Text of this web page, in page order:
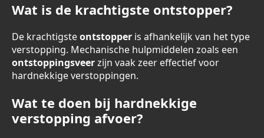
Wat is de krachtigste ontstopper?
De krachtigsteontstopper is afhankelijk van het type
verstopping. Mechanische hulpmiddelen zoals een
ontstoppingsveerzijn vaak zeer effectief voor
hardnekkige verstoppingen.
Wat te doen bij hardnekkige
verstopping afvoer?